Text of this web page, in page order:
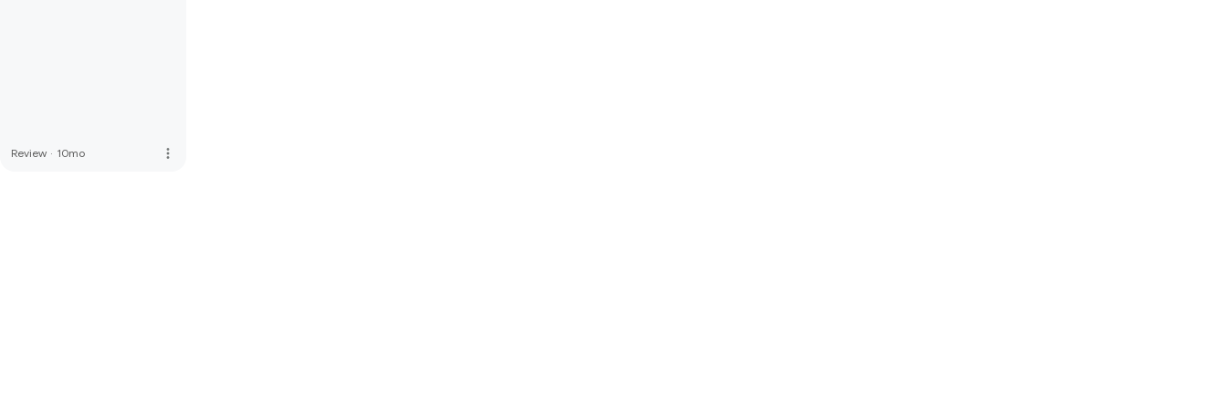
Review · 10mo more_vert